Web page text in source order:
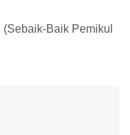
Baik Pemikul